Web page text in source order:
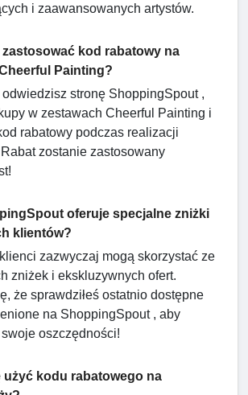
i zaawansowanych artystów.
kod rabatowy na
Painting?
odwiedzisz stronę ShoppingSpout ,
w zestawach Cheerful Painting i
rabatowy podczas realizacji
zostanie zastosowany
oferuje specjalne zniżki
klientów?
zazwyczaj mogą skorzystać ze
zniżek i ekskluzywnych ofert.
że sprawdziłeś ostatnio dostępne
na ShoppingSpout , aby
oszczędności!
użyć kodu rabatowego na